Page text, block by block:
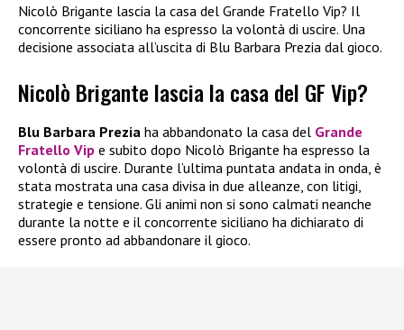
Nicolò Brigante lascia la casa del Grande Fratello Vip? Il
concorrente siciliano ha espresso la volontà di uscire. Una
decisione associata all’uscita di Blu Barbara Prezia dal gioco.
Nicolò Brigante lascia la casa del GF Vip?
Blu Barbara Prezia ha abbandonato la casa del Grande
Fratello Vip e subito dopo Nicolò Brigante ha espresso la
volontà di uscire. Durante l’ultima puntata andata in onda, è
stata mostrata una casa divisa in due alleanze, con litigi,
strategie e tensione. Gli animi non si sono calmati neanche
durante la notte e il concorrente siciliano ha dichiarato di
essere pronto ad abbandonare il gioco.